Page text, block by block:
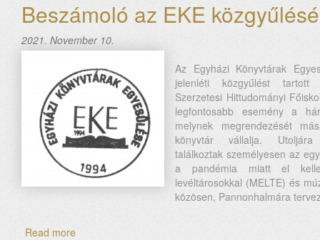
Pannonhalmán
Beszámoló az EKE
2021. November 10.
Az Egyházi Könyvtárak
jelenléti közgyűlést tartott
Szerzetesi Hittudományi
legfontosabb esemény a
melynek megrendezését
könyvtár vállalja. Utoljára
találkoztak személyesen az
a pandémia miatt el
levéltárosokkal (MELTE) és
közösen, Pannonhalmára
Read more